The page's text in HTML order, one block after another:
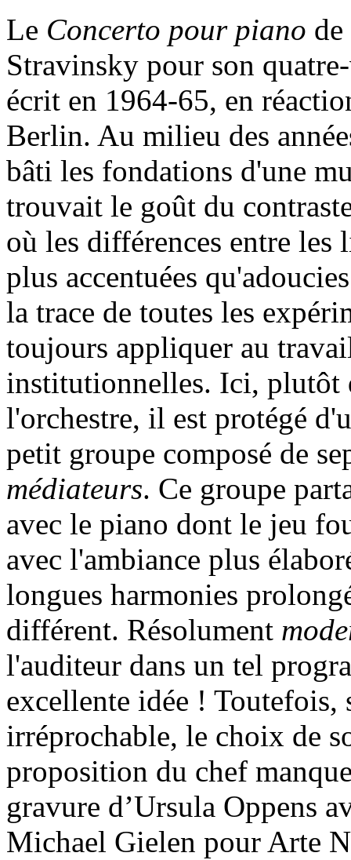
Le Concerto pour piano
Stravinsky pour son
écrit en 1964-65, en
Berlin. Au milieu des
bâti les fondations d'une
trouvait le goût du
où les différences entre les
plus accentuées
la trace de toutes les
toujours appliquer au
institutionnelles. Ici, plutôt
l'orchestre, il est protégé
petit groupe composé de
médiateurs. Ce groupe
avec le piano dont le jeu
avec l'ambiance plus
longues harmonies
différent. Résolument
l'auditeur dans un tel
excellente idée !
irréprochable, le choix de
proposition du chef
gravure d’Ursula Oppens
Michael Gielen pour Arte